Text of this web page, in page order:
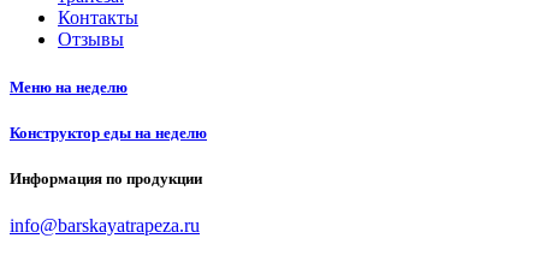
Контакты
Отзывы
Меню на неделю
Конструктор еды на неделю
Информация по продукции
info@barskayatrapeza.ru